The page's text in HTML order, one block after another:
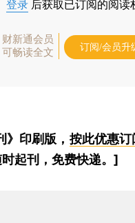
登录 后获取已订阅的阅读
财新通会员
可畅读全文
订阅/会员升
》印刷版， 按此优惠订
时起刊，免费快递。]